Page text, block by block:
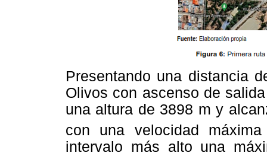
Presentando una distancia
Olivos con ascenso de
una altura de 3898 m y
con una velocidad máxima
intervalo más alto una